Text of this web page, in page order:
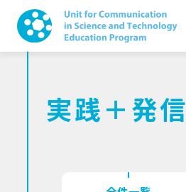
実践＋発信